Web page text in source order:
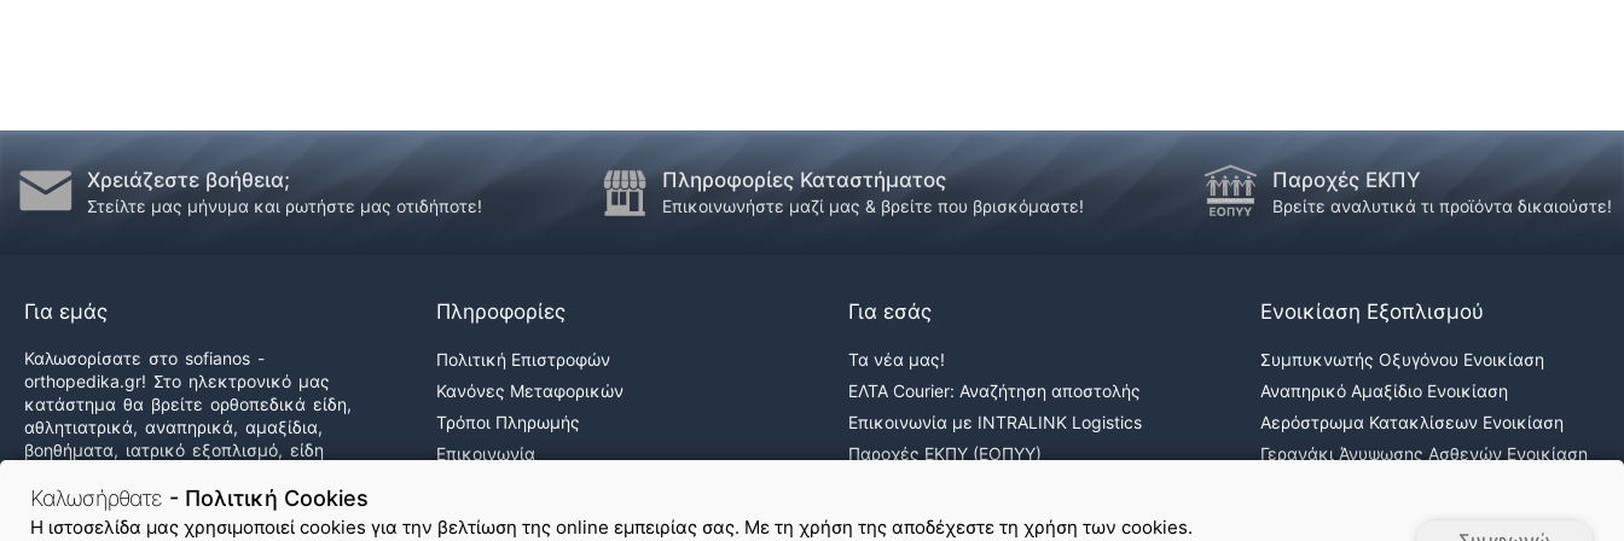
Καλωσήρθατε - Πολιτική Cookies
H ιστοσελίδα μας χρησιμοποιεί cookies για την βελτίωση της online εμπειρίας σας. Με τη χρήση της αποδέχεστε τη χρήση των cookies.
Χρειάζεστε βοήθεια;
Στείλτε μας μήνυμα και ρωτήστε μας οτιδήποτε!
Πληροφορίες Καταστήματος
Επικοινωνήστε μαζί μας & βρείτε που βρισκόμαστε!
Παροχές ΕΚΠΥ
Βρείτε αναλυτικά τι προϊόντα δικαιούστε!
Για εμάς
Καλωσορίσατε στο sofianos -
orthopedika.gr! Στο ηλεκτρονικό μας
κατάστημα θα βρείτε ορθοπεδικά είδη,
αθλητιατρικά, αναπηρικά, αμαξίδια,
βοηθήματα, ιατρικό εξοπλισμό, είδη
δεκάδες προϊόντα υγείας & ομορφιάς,
στις καλύτερες τιμές της αγοράς!
Πληροφορίες
Πολιτική Επιστροφών
Κανόνες Μεταφορικών
Τρόποι Πληρωμής
Επικοινωνία
Εργαστείτε σε εμάς
Για εσάς
Τα νέα μας!
ΕΛΤΑ Courier: Αναζήτηση αποστολής
Επικοινωνία με INTRALINK Logistics
Παροχές ΕΚΠΥ (ΕΟΠΥΥ)
Ενοικίαση Εξοπλισμού
Συμπυκνωτής Οξυγόνου Ενοικίαση
Αναπηρικό Αμαξίδιο Ενοικίαση
Αερόστρωμα Κατακλίσεων Ενοικίαση
Γερανάκι Άνυψωσης Ασθενών Ενοικίαση